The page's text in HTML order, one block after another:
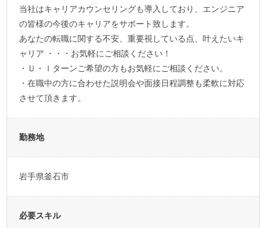
当社はキャリアカウンセリングも導入しており、エンジニア
の皆様の今後のキャリアをサポート致します。
あなたの転職に関する不安、重要視している点、叶えたいキ
ャリア ・・・お気軽にご相談ください！
・Ｕ・ｌターンご希望の方もお気軽にご相談ください。
・在職中の方に合わせた説明会や面接日程調整も柔軟に対応
させて頂きます。
勤務地
岩手県釜石市
必要スキル